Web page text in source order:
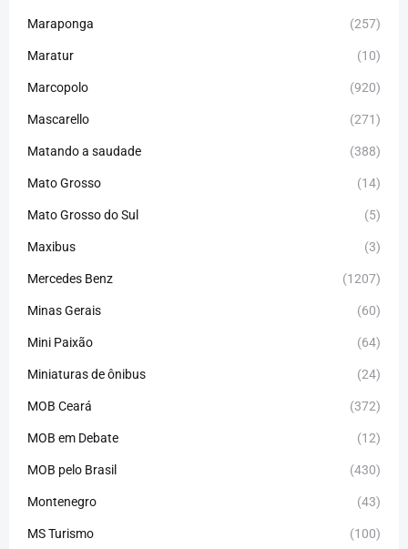
Maraponga (257)
Maratur (10)
Marcopolo (920)
Mascarello (271)
Matando a saudade (388)
Mato Grosso (14)
Mato Grosso do Sul (5)
Maxibus (3)
Mercedes Benz (1207)
Minas Gerais (60)
Mini Paixão (64)
Miniaturas de ônibus (24)
MOB Ceará (372)
MOB em Debate (12)
MOB pelo Brasil (430)
Montenegro (43)
MS Turismo (100)